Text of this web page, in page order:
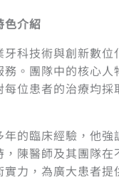
色介紹
科技術與創新數
。團隊中的核心
位患者的治療均
的臨床經驗，他
陳醫師及其團隊
力，為廣大患者提